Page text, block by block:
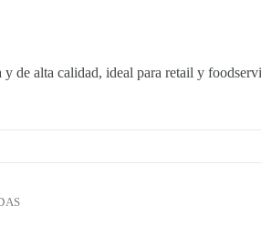
de alta calidad, ideal para retail y